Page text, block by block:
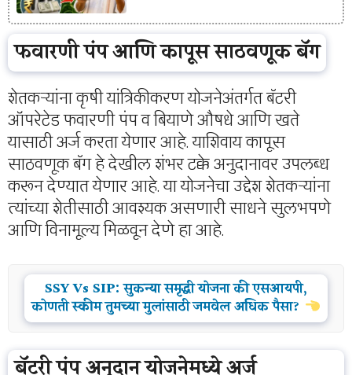
फवारणी पंप आणि कापूस साठवणूक बॅग
शेतकऱ्यांना कृषी यांत्रिकीकरण योजनेअंतर्गत बॅटरी
ऑपरेटेड फवारणी पंप व बियाणे औषधे आणि खते
यासाठी अर्ज करता येणार आहे. याशिवाय कापूस
साठवणूक बॅग हे देखील शंभर टक्के अनुदानावर उपलब्ध
करून देण्यात येणार आहे. या योजनेचा उद्देश शेतकऱ्यांना
त्यांच्या शेतीसाठी आवश्यक असणारी साधने सुलभपणे
आणि विनामूल्य मिळवून देणे हा आहे.
SSY Vs SIP: सुकन्या समृद्धी योजना की एसआयपी,
कोणती स्कीम तुमच्या मुलांसाठी जमवेल अधिक पैसा?